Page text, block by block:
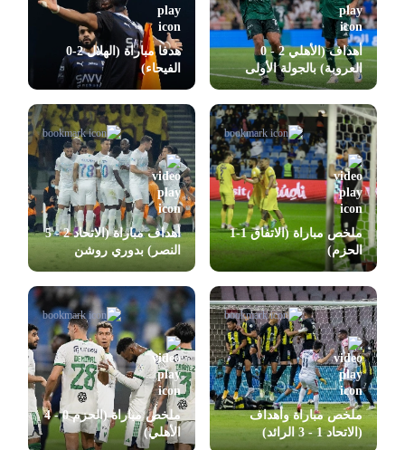
أهداف (الأهلي 2 - 0
العروبة) بالجولة الأولى
بدوري روشن
هدفا مباراة (الهلال 2-0
الفيحاء)
ملخص مباراة (الاتفاق 1-1
الحزم)
أهداف مباراة (الاتحاد 2 - 5
النصر) بدوري روشن
ملخص مباراة وأهداف
(الاتحاد 1 - 3 الرائد)
ملخص مباراة (الحزم 0 - 4
الأهلي)